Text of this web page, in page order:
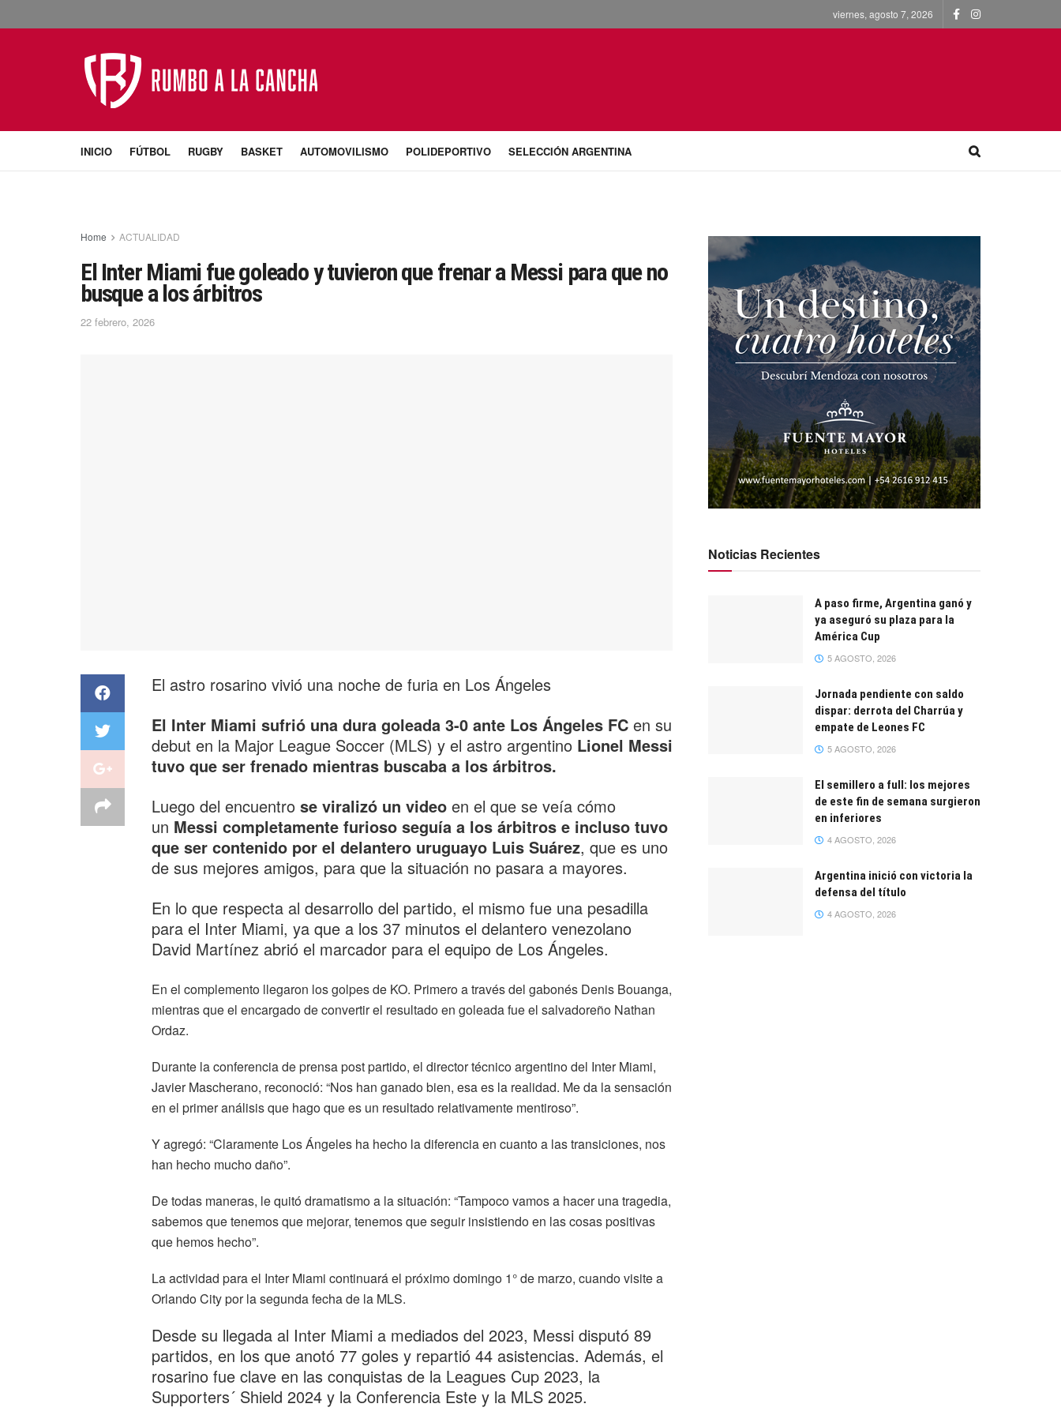
viernes, agosto 7, 2026
INICIO FÚTBOL RUGBY BASKET AUTOMOVILISMO POLIDEPORTIVO SELECCIÓN ARGENTINA
Home ACTUALIDAD
El Inter Miami fue goleado y tuvieron que frenar a Messi para que no
busque a los árbitros
22 febrero, 2026
El astro rosarino vivió una noche de furia en Los Ángeles
El Inter Miami sufrió una dura goleada 3-0 ante Los Ángeles FC en su
debut en la Major League Soccer (MLS) y el astro argentino Lionel Messi
tuvo que ser frenado mientras buscaba a los árbitros.
Luego del encuentro se viralizó un video en el que se veía cómo
un Messi completamente furioso seguía a los árbitros e incluso tuvo
que ser contenido por el delantero uruguayo Luis Suárez, que es uno
de sus mejores amigos, para que la situación no pasara a mayores.
En lo que respecta al desarrollo del partido, el mismo fue una pesadilla
para el Inter Miami, ya que a los 37 minutos el delantero venezolano
David Martínez abrió el marcador para el equipo de Los Ángeles.
En el complemento llegaron los golpes de KO. Primero a través del gabonés Denis Bouanga,
mientras que el encargado de convertir el resultado en goleada fue el salvadoreño Nathan
Ordaz.
Durante la conferencia de prensa post partido, el director técnico argentino del Inter Miami,
Javier Mascherano, reconoció: “Nos han ganado bien, esa es la realidad. Me da la sensación
en el primer análisis que hago que es un resultado relativamente mentiroso”.
Y agregó: “Claramente Los Ángeles ha hecho la diferencia en cuanto a las transiciones, nos
han hecho mucho daño”.
De todas maneras, le quitó dramatismo a la situación: “Tampoco vamos a hacer una tragedia,
sabemos que tenemos que mejorar, tenemos que seguir insistiendo en las cosas positivas
que hemos hecho”.
La actividad para el Inter Miami continuará el próximo domingo 1° de marzo, cuando visite a
Orlando City por la segunda fecha de la MLS.
Desde su llegada al Inter Miami a mediados del 2023, Messi disputó 89
partidos, en los que anotó 77 goles y repartió 44 asistencias. Además, el
rosarino fue clave en las conquistas de la Leagues Cup 2023, la
Supporters´ Shield 2024 y la Conferencia Este y la MLS 2025.
Noticias Recientes
A paso firme, Argentina ganó y
ya aseguró su plaza para la
América Cup
5 AGOSTO, 2026
Jornada pendiente con saldo
dispar: derrota del Charrúa y
empate de Leones FC
5 AGOSTO, 2026
El semillero a full: los mejores
de este fin de semana surgieron
en inferiores
4 AGOSTO, 2026
Argentina inició con victoria la
defensa del título
4 AGOSTO, 2026